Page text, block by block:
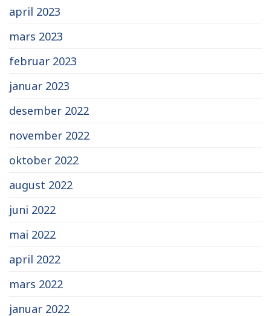
april 2023
mars 2023
februar 2023
januar 2023
desember 2022
november 2022
oktober 2022
august 2022
juni 2022
mai 2022
april 2022
mars 2022
januar 2022